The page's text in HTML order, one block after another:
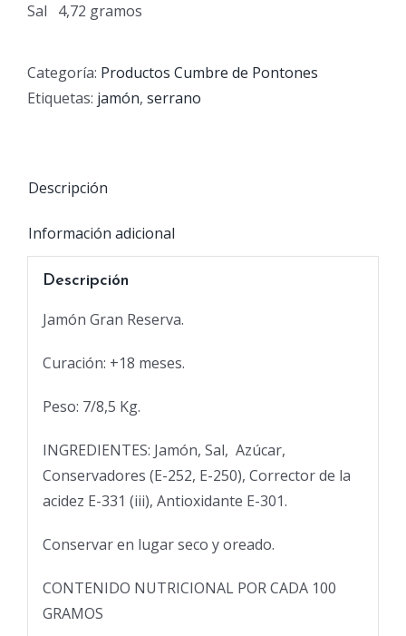
Sal 4,72 gramos
Categoría: Productos Cumbre de Pontones
Etiquetas: jamón, serrano
Descripción
Información adicional
Descripción
Jamón Gran Reserva.
Curación: +18 meses.
Peso: 7/8,5 Kg.
INGREDIENTES: Jamón, Sal, Azúcar,
Conservadores (E-252, E-250), Corrector de la
acidez E-331 (iii), Antioxidante E-301.
Conservar en lugar seco y oreado.
CONTENIDO NUTRICIONAL POR CADA 100
GRAMOS